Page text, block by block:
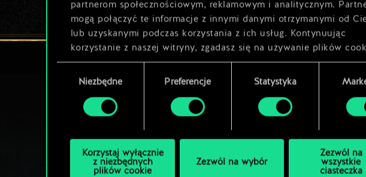
partnerom społecznościowym, reklamowym i analitycznym.
mogą połączyć te informacje z innymi danymi otrzymanymi od
lub uzyskanymi podczas korzystania z ich usług. Kontynuując
korzystanie z naszej witryny, zgadasz się na używanie plików
zgodyNiezbędne Preferencje Statystyka
Korzystaj wyłącznie
z niezbędnych
plików cookie
Zezwól na wybór
Zezwól na
wszystkie
ciasteczka